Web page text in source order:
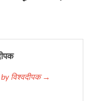
विश्वदीपक →